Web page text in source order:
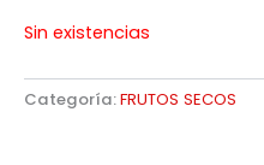
Sin existencias
Categoría:FRUTOS SECOS